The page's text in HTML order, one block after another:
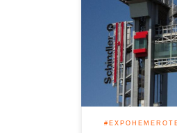
protagonista en la
torre que lleva su
pabellón de la
Marzo de 1992 el
Simón Uhlmann